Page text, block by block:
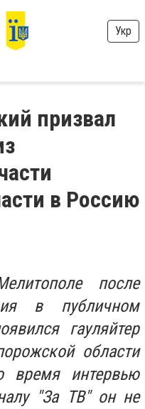
Укр
призвал
в Россию
после
в публичном
гауляйтер
области
время интервью
"За ТВ" он не